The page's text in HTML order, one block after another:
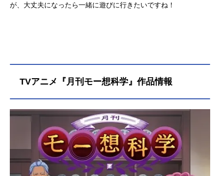
が、大丈夫になったら一緒に遊びに行きたいですね！
TVアニメ『月刊モー想科学』作品情報